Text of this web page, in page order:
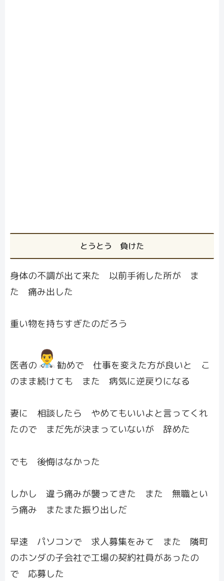
とうとう 負けた
身体の不調が出て来た 以前手術した所が ま
た 痛み出した
重い物を持ちすぎたのだろう
医者の
勧めで 仕事を変えた方が良いと こ
のまま続けても また 病気に逆戻りになる
妻に 相談したら やめてもいいよと言ってくれ
たので まだ先が決まっていないが 辞めた
でも 後悔はなかった
しかし 違う痛みが襲ってきた また 無職とい
う痛み またまた振り出しだ
早速 パソコンで 求人募集をみて また 隣町
のホンダの子会社で工場の契約社員があったの
で 応募した